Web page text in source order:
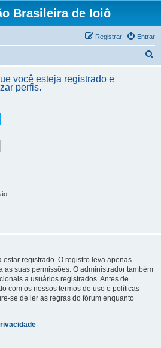
Brasileira de Ioiô
Entrar
Registrar
q
você esteja registrado e
perfis.
estar registrado. O registro leva apenas
as suas permissões. O administrador também
a usuários registrados. Antes de
com os nossos termos de uso e políticas
se de ler as regras do fórum enquanto